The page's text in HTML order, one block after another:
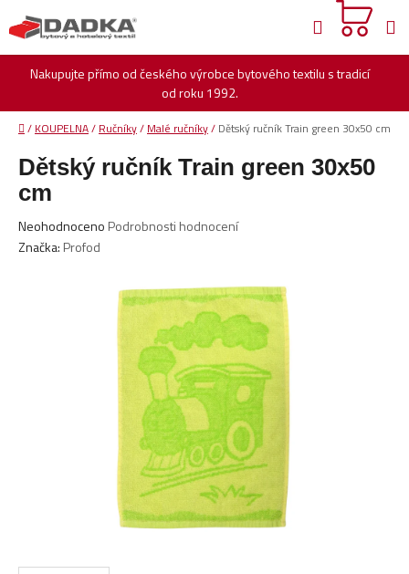
na
obsah
Nakupujte přímo od českého výrobce bytového textilu s tradicí
od roku 1992.
Hledat
Domů
/ KOUPELNA/ Ručníky/ Malé ručníky/ Dětský ručník Train green 30x50 cm
Dětský ručník Train green 30x50
cm
Průměrné
hodnocení
Neohodnoceno Podrobnosti hodnocení
Značka: Profod